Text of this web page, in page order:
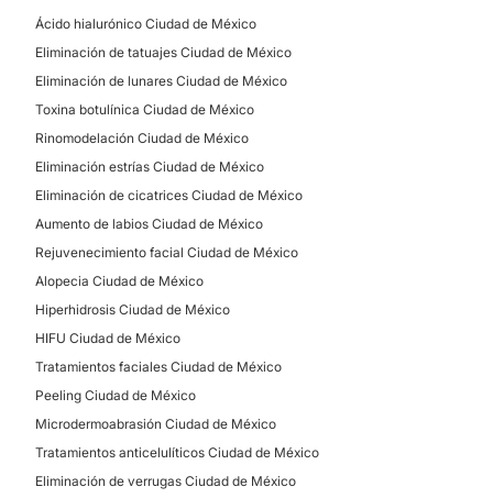
Ácido hialurónico Ciudad de México
Eliminación de tatuajes Ciudad de México
Eliminación de lunares Ciudad de México
Toxina botulínica Ciudad de México
Rinomodelación Ciudad de México
Eliminación estrías Ciudad de México
Eliminación de cicatrices Ciudad de México
Aumento de labios Ciudad de México
Rejuvenecimiento facial Ciudad de México
Alopecia Ciudad de México
Hiperhidrosis Ciudad de México
HIFU Ciudad de México
Tratamientos faciales Ciudad de México
Peeling Ciudad de México
Microdermoabrasión Ciudad de México
Tratamientos anticelulíticos Ciudad de México
Eliminación de verrugas Ciudad de México